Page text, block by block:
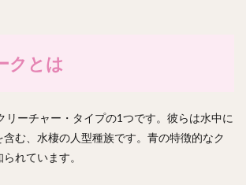
クとは
リーチャー・タイプの1つです。彼らは水中に
む、水棲の人型種族です。青の特徴的なク
れています。